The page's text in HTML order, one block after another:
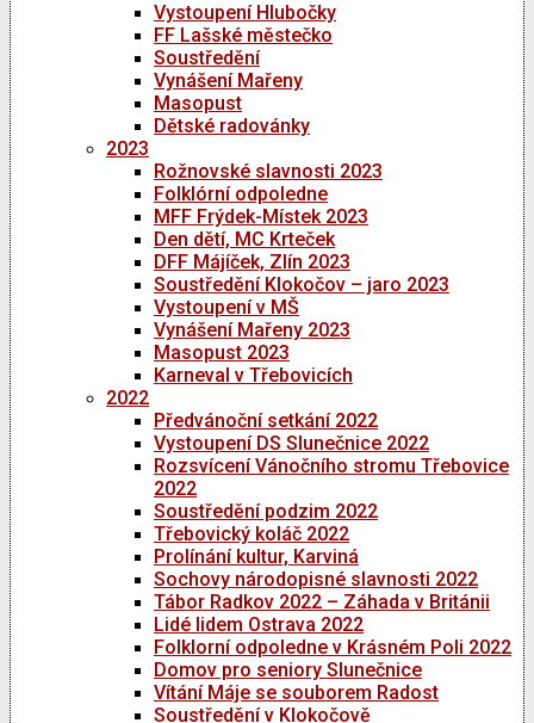
Vystoupení Hlubočky
FF Lašské městečko
Soustředění
Vynášení Mařeny
Masopust
Dětské radovánky
2023
Rožnovské slavnosti 2023
Folklórní odpoledne
MFF Frýdek-Místek 2023
Den dětí, MC Krteček
DFF Májíček, Zlín 2023
Soustředění Klokočov – jaro 2023
Vystoupení v MŠ
Vynášení Mařeny 2023
Masopust 2023
Karneval v Třebovicích
2022
Předvánoční setkání 2022
Vystoupení DS Slunečnice 2022
Rozsvícení Vánočního stromu Třebovice
2022
Soustředění podzim 2022
Třebovický koláč 2022
Prolínání kultur, Karviná
Sochovy národopisné slavnosti 2022
Tábor Radkov 2022 – Záhada v Británii
Lidé lidem Ostrava 2022
Folklorní odpoledne v Krásném Poli 2022
Domov pro seniory Slunečnice
Vítání Máje se souborem Radost
Soustředění v Klokočově